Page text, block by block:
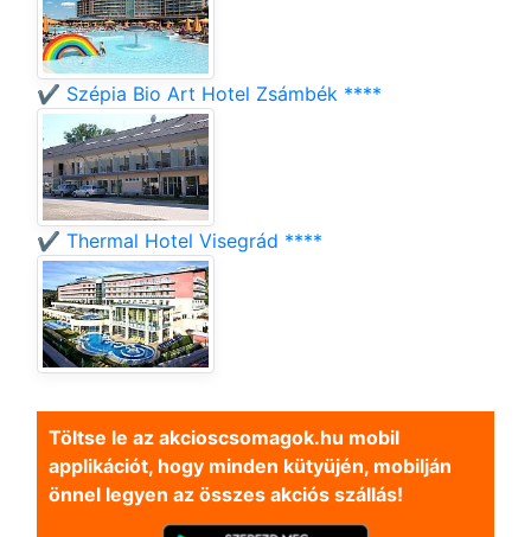
✔️ Szépia Bio Art Hotel Zsámbék ****
✔️ Thermal Hotel Visegrád ****
Töltse le az akcioscsomagok.hu mobil
applikációt, hogy minden kütyüjén, mobilján
önnel legyen az összes akciós szállás!